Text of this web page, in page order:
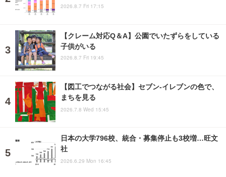
2026.8.7 Fri 17:15
【クレーム対応Q＆A】公園でいたずらをしている
子供がいる
2026.8.7 Fri 19:45
【図工でつながる社会】セブン‐イレブンの色で、
まちを見る
2026.7.8 Wed 15:45
日本の大学796校、統合・募集停止も3校増…旺文
社
2026.6.29 Mon 16:45